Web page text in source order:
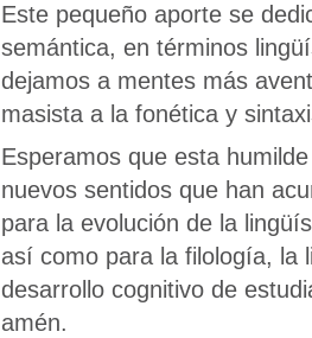
Este pequeño aporte se
semántica, en términos
dejamos a mentes más
masista a la fonética y
Esperamos que esta
nuevos sentidos que han
para la evolución de la
así como para la filología, la
desarrollo cognitivo de
amén.